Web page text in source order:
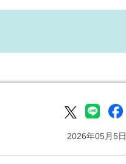
2026年05月5日